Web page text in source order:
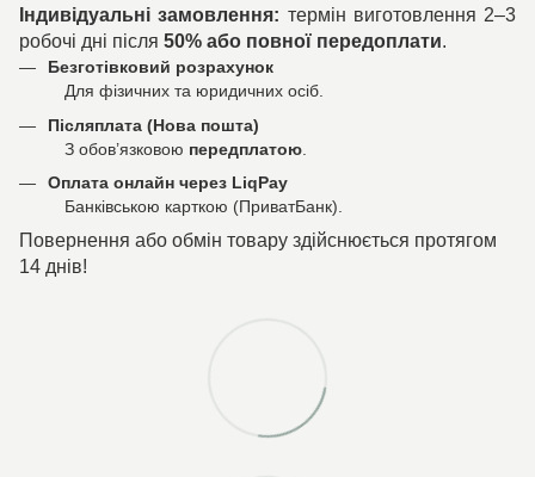
Індивідуальні замовлення: термін виготовлення 2–3
робочі дні після 50% або повної передоплати.
Безготівковий розрахунок
Для фізичних та юридичних осіб.
Післяплата (Нова пошта)
З обов’язковою передплатою
Оплата онлайн через LiqPay
Банківською карткою (ПриватБанк).
Повернення або обмін товару здійснюється протягом
14 днів!